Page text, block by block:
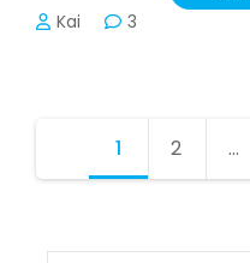
Kai 3
1 Seite
2 …